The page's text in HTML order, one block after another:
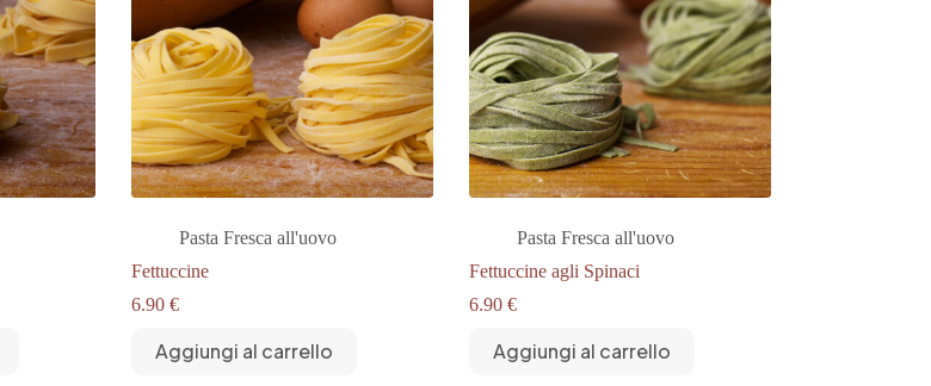
Pasta Fresca all'uovo
Fettuccine
6.90 €
Aggiungi al carrello
Pasta Fresca all'uovo
Fettuccine agli Spinaci
6.90 €
Aggiungi al carrello